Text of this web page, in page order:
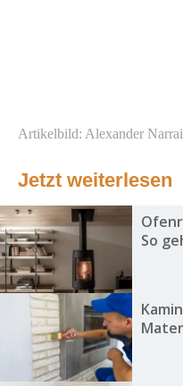
Artikelbild: Alexander
Jetzt weiterlesen
So